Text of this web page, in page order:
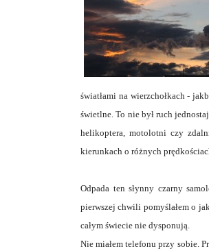
światłami na wierzchołkach -
świetlne. To nie był ruch
helikoptera, motolotni czy
kierunkach o różnych
Odpada ten słynny czarny
pierwszej chwili pomyślałem o
całym świecie nie dysponują.
Nie miałem telefonu przy sobie.